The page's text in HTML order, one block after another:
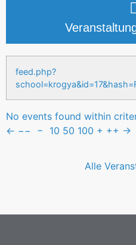
feed.php?
No events found within
← −− − 10 50 100 + ++ →
Alle